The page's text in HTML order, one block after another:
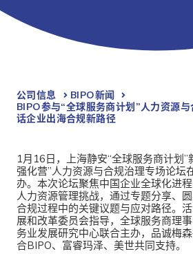
公司信息
BIPO新闻​
BIPO参与“全球服务商计划”人力资源
话企业出海合规新路径
1月16日，上海静安“全球服务商计划”
强化营”人力资源与合规治理专场论坛
办。本次论坛聚焦中国企业全球化进
人力资源管理挑战，通过专题分享、
合规过程中的关键议题与应对路径。
展和改革委员会指导，全球服务商理
务业发展研究中心联合主办，品诚梅
合BIPO、富睿玛泽、美世共同支持。